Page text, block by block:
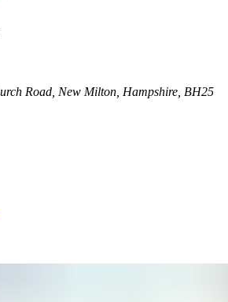
Road, New Milton, Hampshire, BH25